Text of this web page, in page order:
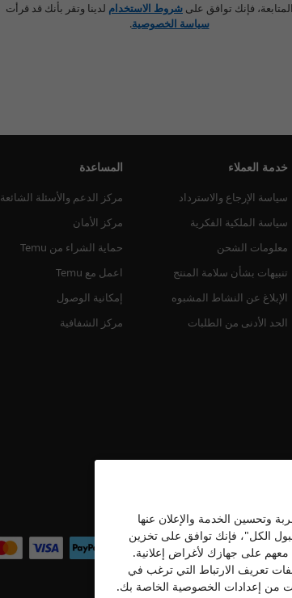
فإنك توافق على شروط الاستخدام لدينا وتقر بأنك قد قرأت
سياسة الخصوصية.
خدمة العملاء
سياسة الإرجاع والاسترداد
سياسة الملكية الفكرية
معلومات الشحن
تنبيهات بشأن سلامة المنتج
الإبلاغ عن النشاط المشبوه
الحد الأدنى من الطلبات
المساعدة
مركز الدعم والأسئلة الشائعة
مركز الأمان
حماية الشراء من Temu
اعمل مع Temu
إمكانية الوصول
مركز الشفافية
نحن نقبلوتحسين الخدمة والإعلان عنها
الكل"، فإنك توافق على تخزين
معهم على جهازك لأغراض إعلانية.
تعريف الارتباط التي ترغب في
من إعدادات الخصوصية الخاصة بك.